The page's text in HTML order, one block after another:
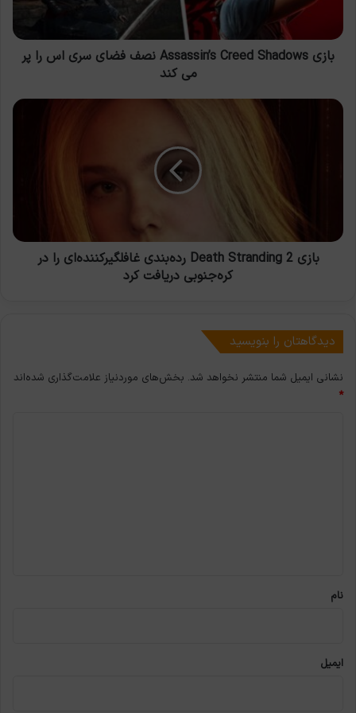
را
بازی Assassin’s Creed Shadows نصف فضای سری اس را پر
می کند
بازی
کره‌جنوبی
دریافت
بازی Death Stranding 2 رده‌بندی غافلگیرکننده‌ای را در
کره‌جنوبی دریافت کرد
دیدگاهتان را بنویسید
نشانی ایمیل شما منتشر نخواهد شد. بخش‌های موردنیاز علامت‌گذاری شده‌اند
*
نام
ایمیل